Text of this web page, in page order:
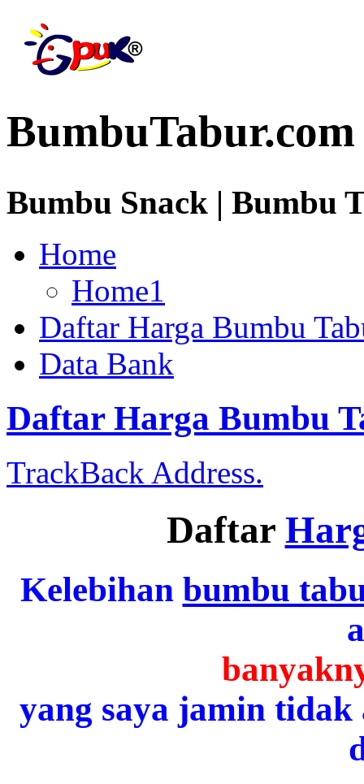
BumbuTabur.com
Bumbu Snack | Bumbu
Home
Home1
Daftar Harga Bumbu
Data Bank
Daftar Harga Bumbu
TrackBack Address.
Daftar
Kelebihan bumbu
yang saya jamin